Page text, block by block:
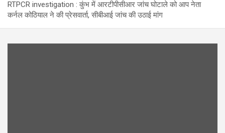
RTPCR investigation : कुंभ में आरटीपीसीआर जांच घोटाले को आप नेता
कर्नल कोठियाल ने की प्रेसवार्ता, सीबीआई जांच की उठाई मांग